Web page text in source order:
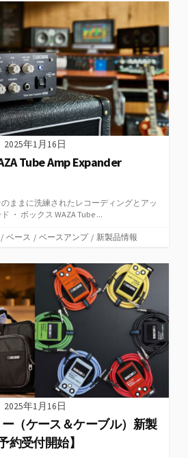
2025年1月16日
Tube Amp Expander
ままに洗練されたレコーディングとアッ
・ ボックス WAZA Tube ...
/ ベース / ベースアンプ / 新製品情報
2025年1月16日
ー（ケース＆ケーブル）新製
約受付開始】